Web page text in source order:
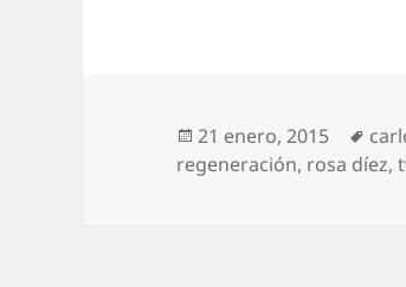
Publicado
el
21 enero, 2015
regeneración, rosa díez,